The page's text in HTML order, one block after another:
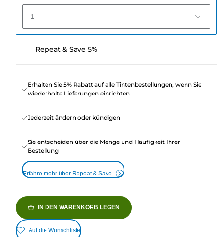
1
Repeat & Save 5%
Erhalten Sie 5% Rabatt auf alle Tintenbestellungen, wenn Sie
wiederholte Lieferungen einrichten
Jederzeit ändern oder kündigen
Sie entscheiden über die Menge und Häufigkeit Ihrer
Bestellung
Erfahre mehr über Repeat & Save
IN DEN WARENKORB LEGEN
Auf die Wunschliste